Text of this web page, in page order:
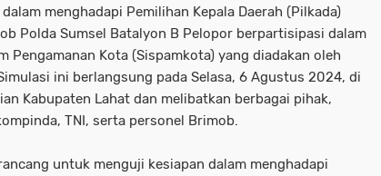
menghadapi Pemilihan Kepala Daerah (Pilkada)
Polda Sumsel Batalyon B Pelopor berpartisipasi dalam
Pengamanan Kota (Sispamkota) yang diadakan oleh
ini berlangsung pada Selasa, 6 Agustus 2024, di
Kabupaten Lahat dan melibatkan berbagai pihak,
TNI, serta personel Brimob.
untuk menguji kesiapan dalam menghadapi